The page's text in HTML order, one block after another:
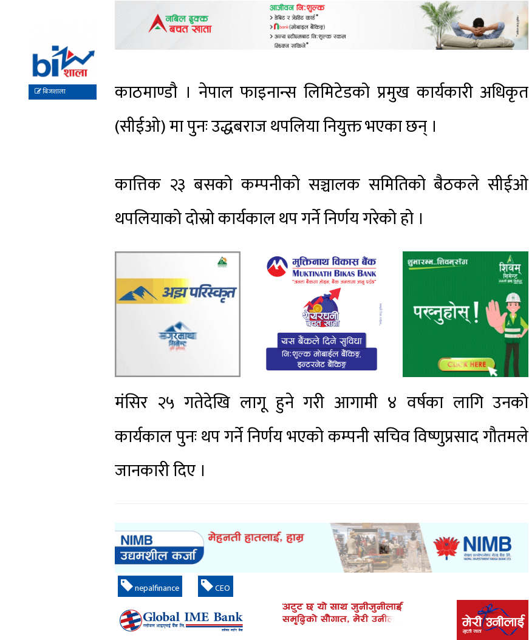
बिजशाला
काठमाण्डौ । नेपाल फाइनान्स लिमिटेडको प्रमुख कार्यकारी अधिकृत
(सीईओ) मा पुनः उद्धबराज थपलिया नियुक्त भएका छन् ।
कात्तिक २३ बसको कम्पनीको सञ्चालक समितिको बैठकले सीईओ
थपलियाको दोस्रो कार्यकाल थप गर्ने निर्णय गरेको हो ।
मंसिर २५ गतेदेखि लागू हुने गरी आगामी ४ वर्षका लागि उनको
कार्यकाल पुनः थप गर्ने निर्णय भएको कम्पनी सचिव विष्णुप्रसाद गौतमले
जानकारी दिए ।
nepalfinance CEO